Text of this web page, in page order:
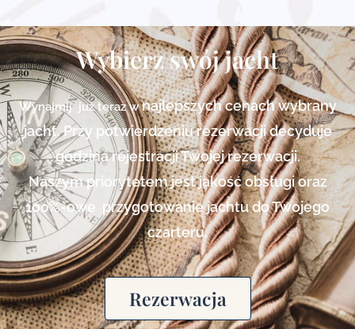
Wybierz swój jacht
Wynajmij już teraz wnajlepszych cenachwybrany
jacht. Przy potwierdzeniu rezerwacji decyduje
godzina rejestracji Twojej rezerwacji.
Naszym priorytetem jest jakość obsługi oraz
100%-owe przygotowanie jachtu do Twojego
czarteru.
Rezerwacja